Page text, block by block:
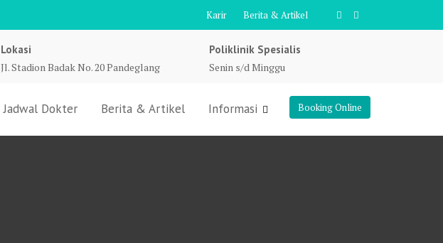
Karir Berita & Artikel
Lokasi
Jl. Stadion Badak No. 20 Pandeglang
Poliklinik Spesialis
Senin s/d Minggu
Booking Online
Jadwal Dokter Berita & Artikel Informasi